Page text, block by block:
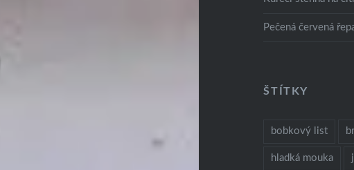
Pečená červená
ŠTÍTKY
bobkový list
hladká mouka